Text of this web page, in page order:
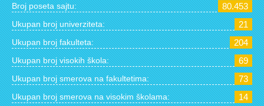
Broj poseta sajtu: 80.453
Ukupan broj univerziteta: 21
Ukupan broj fakulteta: 204
Ukupan broj visokih škola: 69
Ukupan broj smerova na fakultetima: 73
Ukupan broj smerova na visokim školama: 14